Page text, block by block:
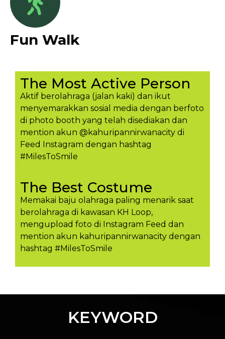
Fun Walk
The Most Active Person
Aktif berolahraga (jalan kaki) dan ikut
menyemarakkan sosial media dengan berfoto
di photo booth yang telah disediakan dan
mention akun @kahuripannirwanacity di
Feed Instagram dengan hashtag
#MilesToSmile
The Best Costume
Memakai baju olahraga paling menarik saat
berolahraga di kawasan KH Loop,
mengupload foto di Instagram Feed dan
mention akun kahuripannirwanacity dengan
hashtag #MilesToSmil​e
KEYWORD